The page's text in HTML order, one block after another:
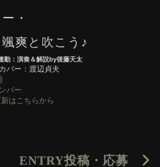
・
爽と吹こう♪
動：演奏＆解説by後藤天太
カバー：渡辺貞夫
バー
はこちらから
ENTRY投稿・応募